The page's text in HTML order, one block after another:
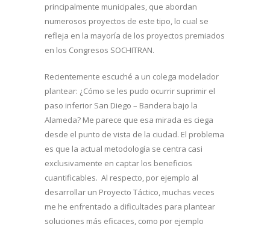
principalmente municipales, que abordan
numerosos proyectos de este tipo, lo cual se
refleja en la mayoría de los proyectos premiados
en los Congresos SOCHITRAN.
Recientemente escuché a un colega modelador
plantear: ¿Cómo se les pudo ocurrir suprimir el
paso inferior San Diego – Bandera bajo la
Alameda? Me parece que esa mirada es ciega
desde el punto de vista de la ciudad. El problema
es que la actual metodología se centra casi
exclusivamente en captar los beneficios
cuantificables. Al respecto, por ejemplo al
desarrollar un Proyecto Táctico, muchas veces
me he enfrentado a dificultades para plantear
soluciones más eficaces, como por ejemplo